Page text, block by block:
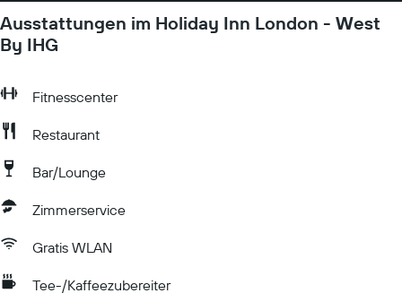
Ausstattungen im Holiday Inn London - West
By IHG
Fitnesscenter
Restaurant
Bar/Lounge
Zimmerservice
Gratis WLAN
Tee-/Kaffeezubereiter